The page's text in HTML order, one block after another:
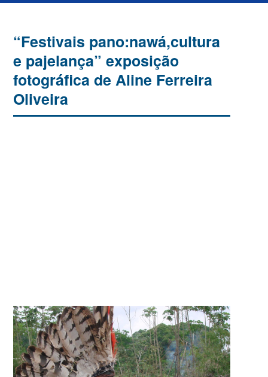
“Festivais pano:nawá,cultura
e pajelança” exposição
fotográfica de Aline Ferreira
Oliveira